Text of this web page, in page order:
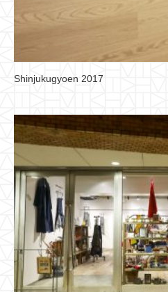
Shinjukugyoen 2017